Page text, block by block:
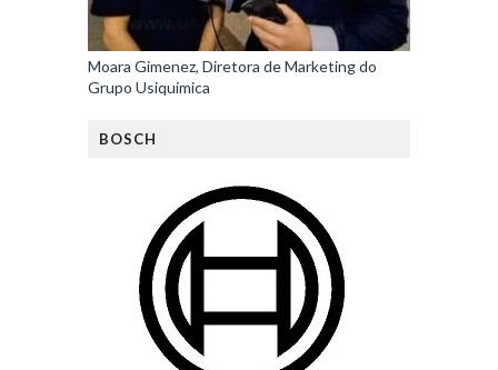
Moara Gimenez, Diretora de Marketing do
Grupo Usiquímica
BOSCH